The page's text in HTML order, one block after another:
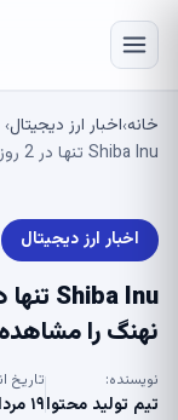
خانه›اخبار ارز دیجیتال›
Shiba Inu تنها در 2 روز 100 ٪ جهش در فعالیت نهنگ را مشاهده می کند
اخبار ارز دیجیتال
نهنگ را
نویسنده:
تیم تولید محتوا
تاریخ
۱۹ مرداد ۱۴۰۴